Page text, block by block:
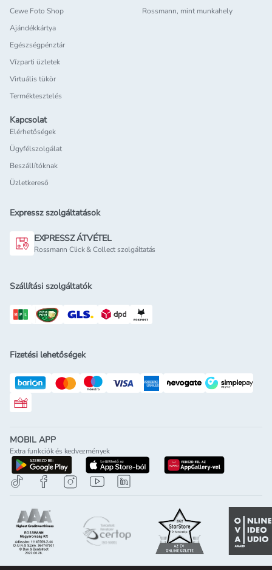
Cewe Foto Shop
Ajándékkártya
Egészségpénztár
Vízparti üzletek
Virtuális tükör
Terméktesztelés
Rossmann, mint munkahely
Kapcsolat
Elérhetőségek
Ügyfélszolgálat
Beszállítóknak
Üzletkereső
Expressz szolgáltatások
EXPRESSZ ÁTVÉTEL
Rossmann Click & Collect szolgáltatás
Szállítási szolgáltatók
Fizetési lehetőségek
Rossmann ajándékkártya
MOBIL APP
Extra funkciók és kedvezmények
letöltés a google-play-rölletöltés az app-store-ból
letöltés